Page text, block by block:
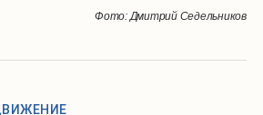
Фото: Дмитрий Седельников